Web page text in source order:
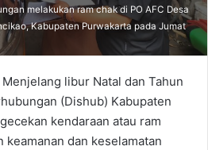
melakukan ram chak di PO AFC Desa
Kabupaten Purwakarta pada Jumat
Menjelang libur Natal dan Tahun
(Dishub) Kabupaten
kendaraan atau ram
dan keselamatan